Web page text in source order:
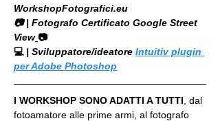
WorkshopFotografici.eu
📷 | Fotografo Certificato Google Street
View 📷
💻 | Sviluppatore/ideatore Intuitiv plugin
per Adobe Photoshop
I WORKSHOP SONO ADATTI A TUTTI , dal
fotoamatore alle prime armi, al fotografo